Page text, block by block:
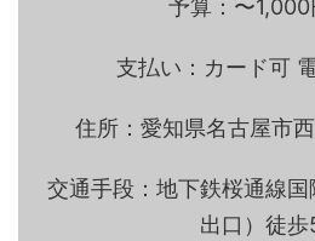
予算：〜1,000
支払い：カード可
住所：愛知県名古屋市
交通手段：地下鉄桜通線
出口）徒歩